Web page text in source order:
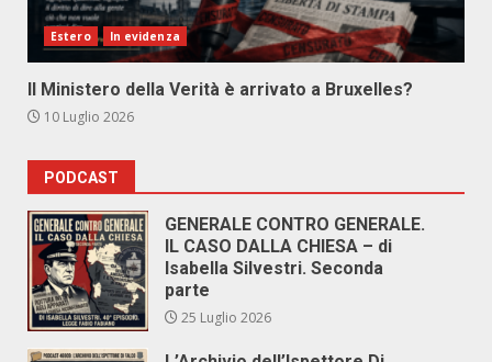
Estero In evidenza
Il Ministero della Verità è arrivato a Bruxelles?
10 Luglio 2026
PODCAST
GENERALE CONTRO GENERALE.
IL CASO DALLA CHIESA – di
Isabella Silvestri. Seconda
parte
25 Luglio 2026